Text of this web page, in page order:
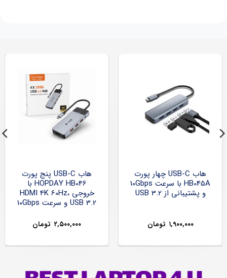
هاب USB-C چهار پورت
HB045A با سرعت 10Gbps
و پشتیبانی از USB 3.2
۱,۹۰۰,۰۰۰ تومان
هاب USB-C پنج پورت
HOPDAY HB046 با
خروجی HDMI 4K 60Hz،
USB 3.2 و سرعت 10Gbps
۲,۵۰۰,۰۰۰ تومان